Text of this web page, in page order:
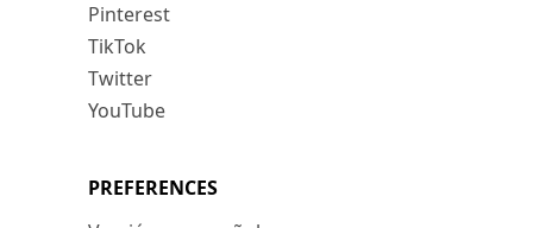
Pinterest
TikTok
Twitter
YouTube
PREFERENCES